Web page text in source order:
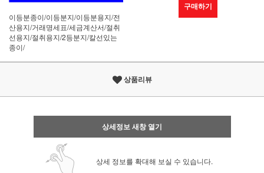
이등분종이/이등분지/이등분용지/전
산용지/거래명세표/세금계산서/절취
선용지/절취용지/2등분지/칼선있는
종이/
구매하기
상품리뷰
상세정보 새창 열기
상세 정보를 확대해 보실 수 있습니다.